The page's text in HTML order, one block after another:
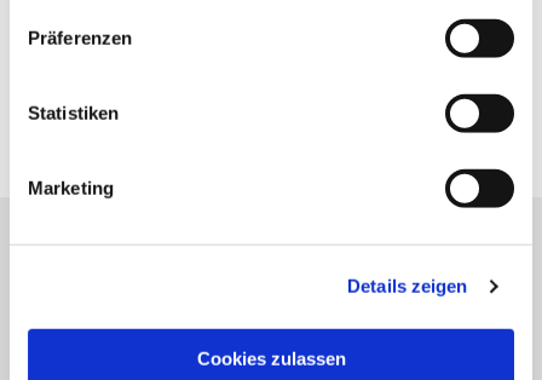
Präferenzen
Statistiken
Marketing
Details zeigen
Cookies zulassen
Pfarrei St. Benedikt Teltow-Fläming